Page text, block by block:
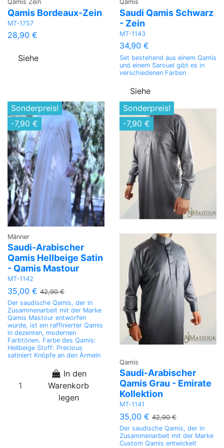
Qamis Zein
Qamis Bordeaux-Zein
MT-1757
28,90 €
Siehe
Qamis
Saudi Qamis Schwarz
- Zein
MT-1143
34,90 €
Set bestehend aus einem Qamis
und einem Sarouel gibt es in
verschiedenen Farben
Siehe
Sonderpreis!
-7,90 €
Männer
Saudi-Arabischer
Qamis Hellbeige Satin
- Qamis Mastour
MT-1142
35,00 € 42,90 €
Der saudische Qamis, der in
Zusammenarbeit mit der Marke
Qamis Mastour entworfen
wurde, ist ein raffinierter Qamis
in dezenten, modernen
Farbtönen. Farbe des Qamis:
Hellbeige Stoff: Precious
satiniert Knöpfe an den Ärmeln
In den
Warenkorb
legen
Sonderpreis!
-7,90 €
Qamis
Saudi-Arabischer
Qamis Grau - Emirate
Kollektion
MT-1141
35,00 € 42,90 €
Der saudische Qamis, der in
Zusammenarbeit mit der Marke
Custom Qamis entwickelt